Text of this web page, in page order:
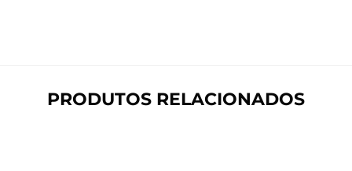
PRODUTOS RELACIONADOS